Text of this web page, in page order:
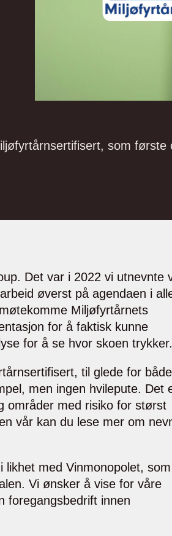
som første
Det var i 2022 vi utnevnte
øverst på agendaen i
Miljøfyrtårnets
for å faktisk kunne
for å se hvor skoen
til glede for både
men ingen hvilepute. Det
områder med risiko for størst
vår kan du lese mer om
med Vinmonopolet,
Vi ønsker å vise for våre
foregangsbedrift innen